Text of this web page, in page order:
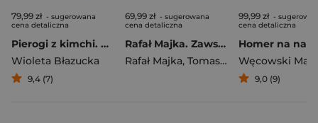
79,99 zł - sugerowana
cena detaliczna
Pierogi z kimchi. Moje ulubione azjatyckie przepisy
Wioleta Błazucka
9,4 (7)
69,99 zł - sugerowana
cena detaliczna
Rafał Majka. Zawsze z przodu. Rozmawia Tomasz Kalemba - książka z autografem
Rafał Majka, Tomasz Kalemba
99,99 zł -
cena detaliczna
Węcowski
9,0 (9)